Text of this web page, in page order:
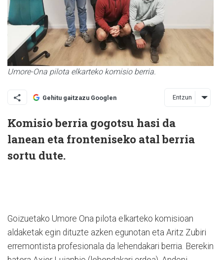
Umore-Ona pilota elkarteko komisio berria.
Gehitu gaitzazu Googlen Entzun
Komisio berria gogotsu hasi da
lanean eta fronteniseko atal berria
sortu dute.
Goizuetako Umore Ona pilota elkarteko komisioan
aldaketak egin dituzte azken egunotan eta Aritz Zubiri
erremontista profesionala da lehendakari berria. Berekin